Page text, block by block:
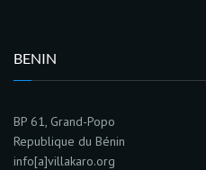
BENIN
BP 61, Grand-Popo
Republique du Bénin
info[a]villakaro.org